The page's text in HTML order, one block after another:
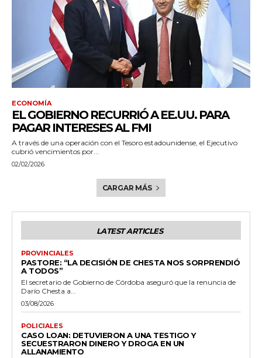
ECONOMÍA
EL GOBIERNO RECURRIÓ A EE.UU. PARA
PAGAR INTERESES AL FMI
A través de una operación con el Tesoro estadounidense, el Ejecutivo
cubrió vencimientos por...
02/02/2026
CARGAR MÁS
LATEST ARTICLES
PROVINCIALES
PASTORE: “LA DECISIÓN DE CHESTA NOS SORPRENDIÓ
A TODOS”
El secretario de Gobierno de Córdoba aseguró que la renuncia de
Darío Chesta a...
03/08/2026
POLICIALES
CASO LOAN: DETUVIERON A UNA TESTIGO Y
SECUESTRARON DINERO Y DROGA EN UN
ALLANAMIENTO